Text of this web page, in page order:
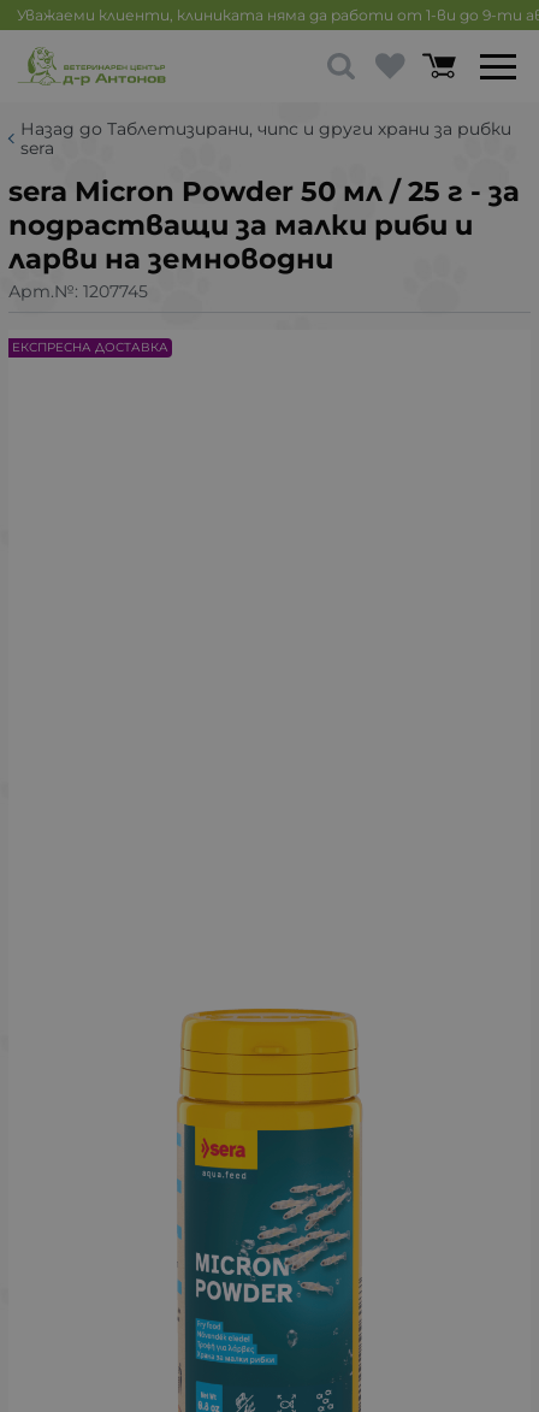
Уважаеми клиенти, клиниката няма да работи от 1-ви до 9-ти
Назад до Таблетизирани, чипс и други храни за рибки
sera
sera Micron Powder 50 мл / 25 г - за
подрастващи за малки риби и
ларви на земноводни
Арт.№: 1207745
ЕКСПРЕСНА ДОСТАВКА